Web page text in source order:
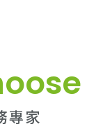
專家